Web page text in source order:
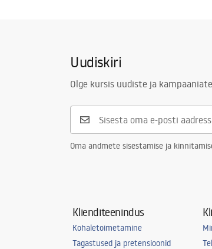
Ristkülik
12W
24 kuud
Uudiskiri
Olge kursis uudiste ja
Oma andmete sisestamise ja
Klienditeenindus
Kohaletoimetamine
Tagastused ja pretensioonid